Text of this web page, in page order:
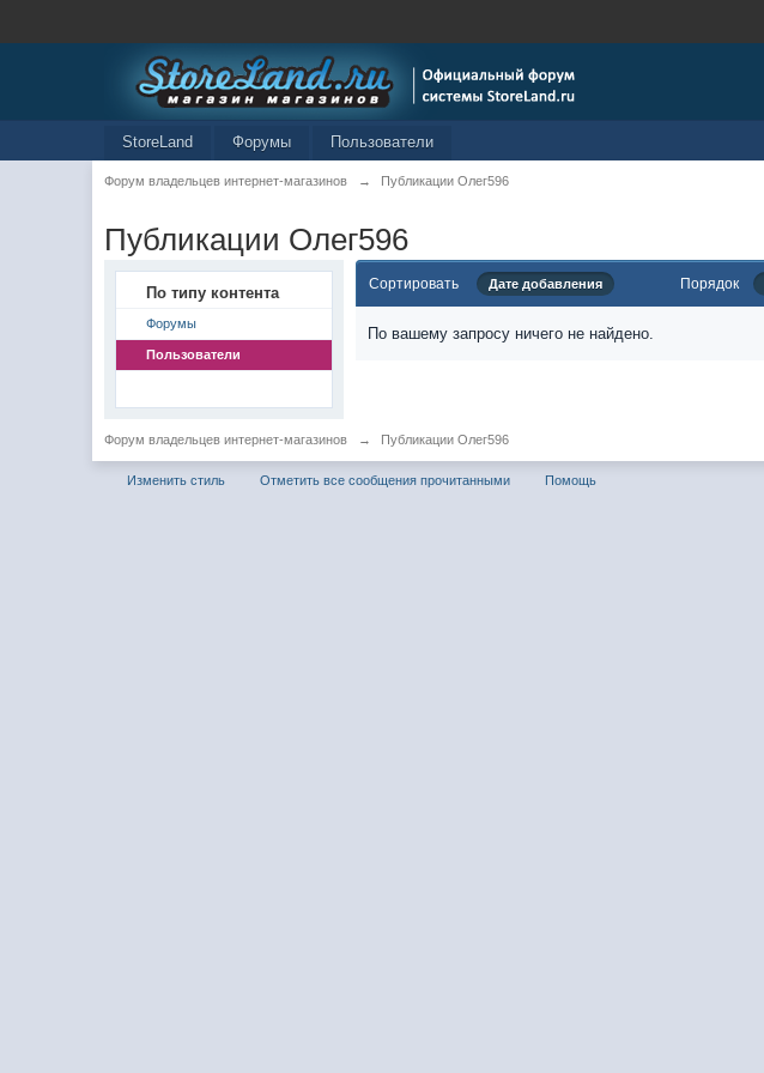
StoreLand Форумы Пользователи
Форум владельцев интернет-магазинов → Публикации Олег596
Публикации Олег596
По типу контента
Форумы
Пользователи
Сортировать Дате добавления Порядок
По вашему запросу ничего не найдено.
Форум владельцев интернет-магазинов → Публикации Олег596
Изменить стиль Отметить все сообщения прочитанными Помощь